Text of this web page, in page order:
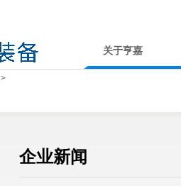
关于亨嘉
>
企业新闻